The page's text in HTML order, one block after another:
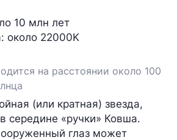
10 млн лет
: около 22000K
на расстоянии около 100
(или кратная) звезда,
середине «ручки» Ковша.
глаз может